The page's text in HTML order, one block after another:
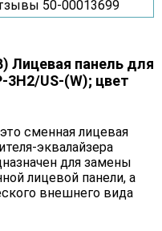
50-00013699
Лицевая панель для
3H2/US-(W); цвет
сменная лицевая
эквалайзера
для замены
лицевой панели, а
внешнего вида